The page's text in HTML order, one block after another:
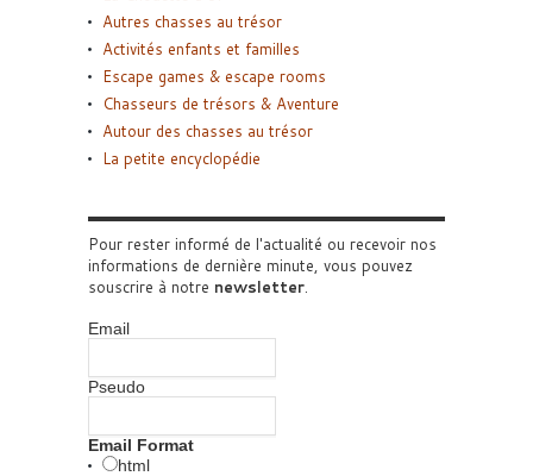
Autres chasses au trésor
Activités enfants et familles
Escape games & escape rooms
Chasseurs de trésors & Aventure
Autour des chasses au trésor
La petite encyclopédie
Pour rester informé de l'actualité ou recevoir nos
informations de dernière minute, vous pouvez
souscrire à notre newsletter
Email
Pseudo
Email Format
html